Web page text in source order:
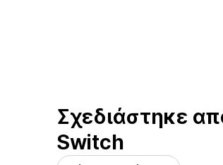
Σχεδιάστηκε
Switch